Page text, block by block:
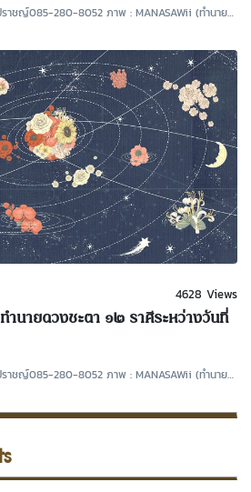
ราชญ์085-280-8052 ภาพ : MANASAWii (ทำนาย
4628 Views
ทำนายดวงชะตา ๑๒ ราศีระหว่างวันที่
ดย ศรีปราชญ์
ราชญ์085-280-8052 ภาพ : MANASAWii (ทำนาย